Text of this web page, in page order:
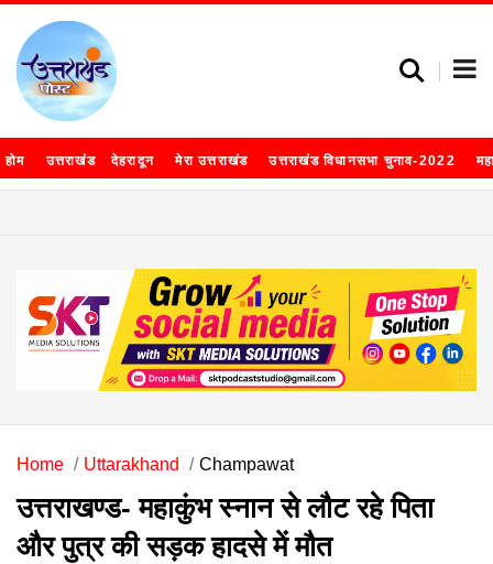
होम उत्तराखंड देहरादून मेरा उत्तराखंड उत्तराखंड विधानसभा चुनाव-2022
Home Uttarakhand Champawat
उत्तराखण्ड- महाकुंभ स्नान से लौट रहे पिता
और पुत्र की सड़क हादसे में मौत